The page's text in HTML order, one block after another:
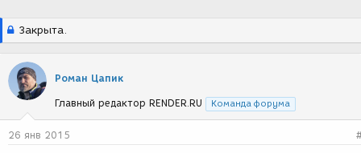
о
р
е
м
ы
с
д
Закрыта.
Роман Цапик
Главный редактор RENDER.RU Команда форума
26 янв 2015